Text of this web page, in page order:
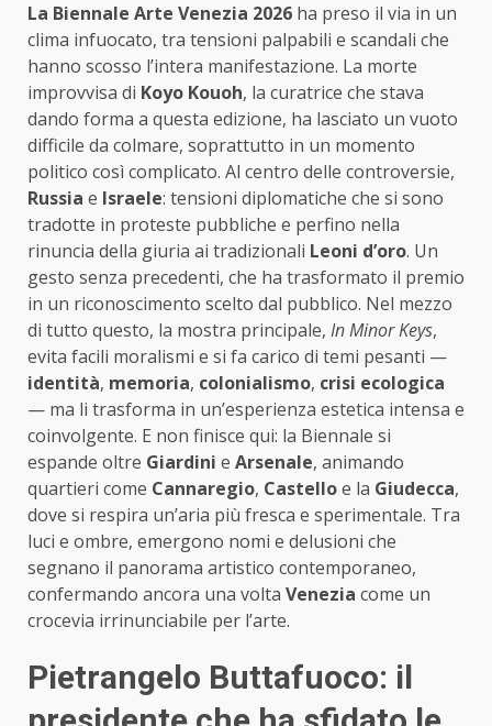
La Biennale Arte Venezia 2026 ha preso il via in un
clima infuocato, tra tensioni palpabili e scandali che
hanno scosso l’intera manifestazione. La morte
improvvisa di Koyo Kouoh, la curatrice che stava
dando forma a questa edizione, ha lasciato un vuoto
difficile da colmare, soprattutto in un momento
politico così complicato. Al centro delle controversie,
Russia e Israele: tensioni diplomatiche che si sono
tradotte in proteste pubbliche e perfino nella
rinuncia della giuria ai tradizionali Leoni d’oro. Un
gesto senza precedenti, che ha trasformato il premio
in un riconoscimento scelto dal pubblico. Nel mezzo
di tutto questo, la mostra principale, In Minor Keys,
evita facili moralismi e si fa carico di temi pesanti —
identità, memoria, colonialismo, crisi ecologica
— ma li trasforma in un’esperienza estetica intensa e
coinvolgente. E non finisce qui: la Biennale si
espande oltre Giardini e Arsenale, animando
quartieri come Cannaregio, Castelloe la Giudecca,
dove si respira un’aria più fresca e sperimentale. Tra
luci e ombre, emergono nomi e delusioni che
segnano il panorama artistico contemporaneo,
confermando ancora una volta Venezia come un
crocevia irrinunciabile per l’arte.
Pietrangelo Buttafuoco: il